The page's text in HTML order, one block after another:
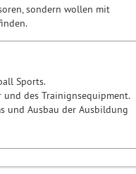
sondern wollen mit
Sports.
des Trainignsequipment.
und Ausbau der Ausbildung